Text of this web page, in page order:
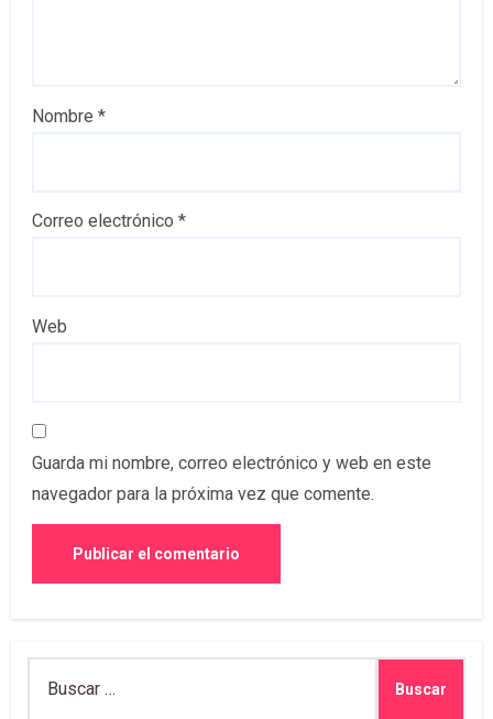
Nombre *
Correo electrónico *
Web
Guarda mi nombre, correo electrónico y web en este
navegador para la próxima vez que comente.